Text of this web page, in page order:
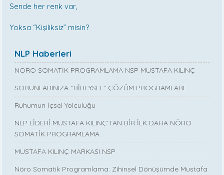
Sende her renk var,
Yoksa “Kişiliksiz” misin?
NLP Haberleri
NÖRO SOMATİK PROGRAMLAMA NSP MUSTAFA KILINÇ
SORUNLARINIZA “BİREYSEL” ÇÖZÜM PROGRAMLARI
Ruhumun İçsel Yolculuğu
NLP LİDERİ MUSTAFA KILINÇ’TAN BİR İLK DAHA NÖRO
SOMATİK PROGRAMLAMA
MUSTAFA KILINÇ MARKASI NSP
Nöro Somatik Programlama: Zihinsel Dönüşümde Mustafa